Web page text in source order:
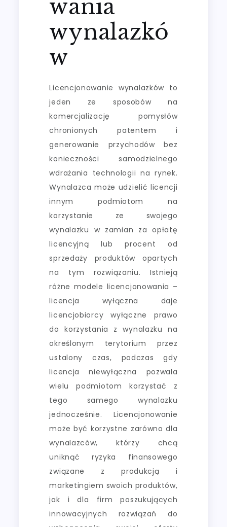
wania
wynalazkó
w
Licencjonowanie wynalazków to
jeden ze sposobów na
komercjalizację pomysłów
chronionych patentem i
generowanie przychodów bez
konieczności samodzielnego
wdrażania technologii na rynek.
Wynalazca może udzielić licencji
innym podmiotom na
korzystanie ze swojego
wynalazku w zamian za opłatę
licencyjną lub procent od
sprzedaży produktów opartych
na tym rozwiązaniu. Istnieją
różne modele licencjonowania –
licencja wyłączna daje
licencjobiorcy wyłączne prawo
do korzystania z wynalazku na
określonym terytorium przez
ustalony czas, podczas gdy
licencja niewyłączna pozwala
wielu podmiotom korzystać z
tego samego wynalazku
jednocześnie. Licencjonowanie
może być korzystne zarówno dla
wynalazców, którzy chcą
uniknąć ryzyka finansowego
związane z produkcją i
marketingiem swoich produktów,
jak i dla firm poszukujących
innowacyjnych rozwiązań do